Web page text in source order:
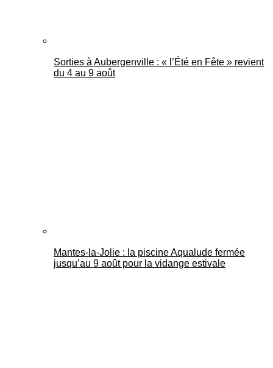
Sorties à Aubergenville : « l’Été en Fête » revient
du 4 au 9 août
Mantes-la-Jolie : la piscine Aqualude fermée
jusqu’au 9 août pour la vidange estivale